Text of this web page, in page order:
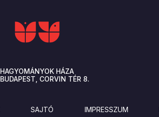
HAGYOMÁNYOK HÁZA
BUDAPEST CORVIN TÉR 8.
SAJTÓ IMPRESSZUM